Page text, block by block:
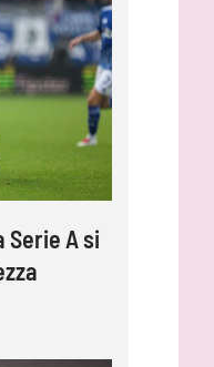
Serie A si